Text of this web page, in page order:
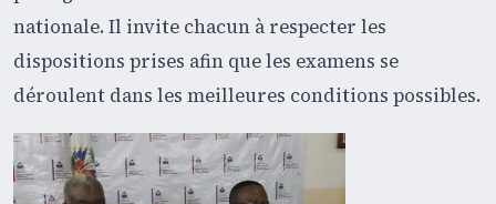
nationale. Il invite chacun à respecter les
dispositions prises afin que les examens se
déroulent dans les meilleures conditions possibles.